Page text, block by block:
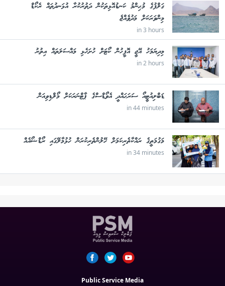
ގަލްފުގެ މުޙިންމު ކަނޑުއޮޅިތަކުން ދަތުރުކުރާ އުޅަނދުތައް ރެކޯޑް
މިންވަރަކަށް މަދުވެއްޖެ
in 3 hours
މިދިޔަމަހު އޭޖީ އޮފީހުން ކޯޓަށް ހުށަހެޅި މައްސަލަތައް އިތުރު
in 2 hours
ޑަބްލިއުޓީއޯ ސަރަޙައްދީ އެވޯޑްސްގެ ޕާޓްނަރަކަށް މޯލްޑިވިއަން
in 44 minutes
މަގުމަތީގެ ރައްކާތެރިކަމަށް ހޭލުންތެރިކުރަން ހުޅުމާލޭގައި ރޯޑްޝޯއެއް
in 34 minutes
Public Service Media